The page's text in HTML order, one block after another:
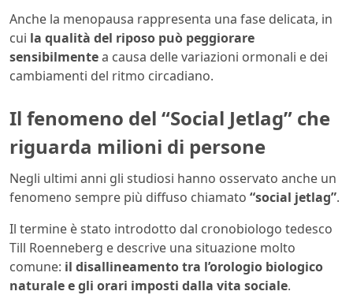
Anche la menopausa rappresenta una fase delicata, in
cui la qualità del riposo può peggiorare
sensibilmentea causa delle variazioni ormonali e dei
cambiamenti del ritmo circadiano.
Il fenomeno del “Social Jetlag” che
riguarda milioni di persone
Negli ultimi anni gli studiosi hanno osservato anche un
fenomeno sempre più diffuso chiamato “social jetlag”.
Il termine è stato introdotto dal cronobiologo tedesco
Till Roenneberg e descrive una situazione molto
comune: il disallineamento tra l’orologio biologico
naturale e gli orari imposti dalla vita sociale.